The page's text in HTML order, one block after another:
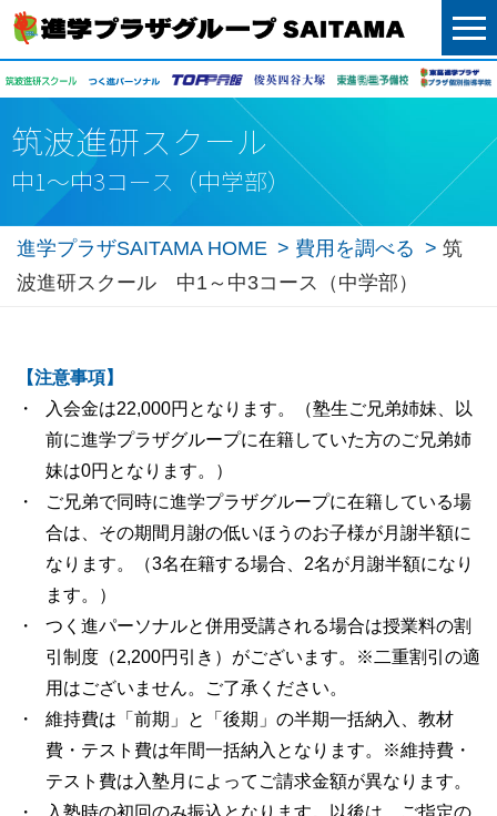
menu
筑波進研スクール
中1～中3コース（中学部）
進学プラザSAITAMA HOME 費用を調べる
筑
波進研スクール 中1～中3コース（中学部）
【注意事項】
入会金は22,000円となります。（塾生ご兄弟姉妹、以
前に進学プラザグループに在籍していた方のご兄弟姉
妹は0円となります。）
ご兄弟で同時に進学プラザグループに在籍している場
合は、その期間月謝の低いほうのお子様が月謝半額に
なります。（3名在籍する場合、2名が月謝半額になり
ます。）
つく進パーソナルと併用受講される場合は授業料の割
引制度（2,200円引き）がございます。※二重割引の適
用はございません。ご了承ください。
維持費は「前期」と「後期」の半期一括納入、教材
費・テスト費は年間一括納入となります。※維持費・
テスト費は入塾月によってご請求金額が異なります。
入塾時の初回のみ振込となります。以後は、ご指定の